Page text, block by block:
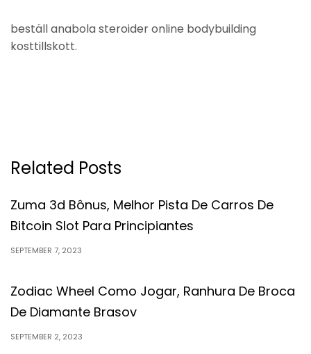
beställ anabola steroider online bodybuilding
kosttillskott.
Related Posts
Zuma 3d Bônus, Melhor Pista De Carros De
Bitcoin Slot Para Principiantes
SEPTEMBER 7, 2023
Zodiac Wheel Como Jogar, Ranhura De Broca
De Diamante Brasov
SEPTEMBER 2, 2023